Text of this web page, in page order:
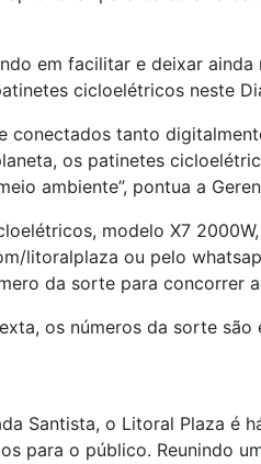
em facilitar e deixar
cicloelétricos neste
conectados tanto
os patinetes
ambiente”, pontua a
modelo X7
litoralplaza ou pelo
da sorte para concorrer
os números da sorte
Santista, o Litoral Plaza é
para o público. Reunindo